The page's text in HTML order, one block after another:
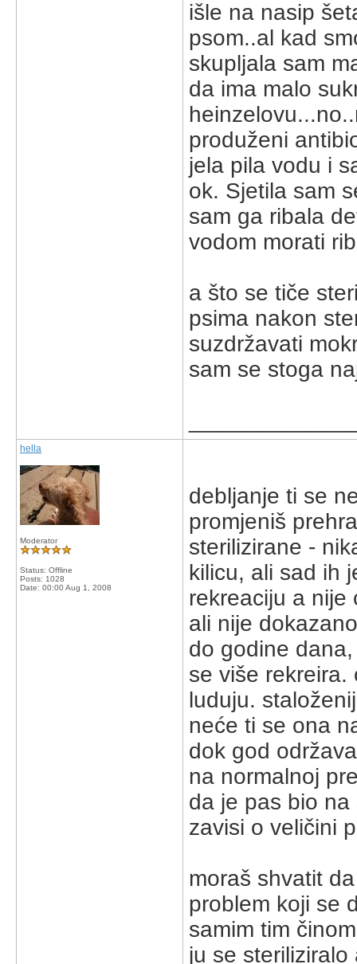
išle na nasip
psom..al kad
skupljala sam
da ima malo
produženi
jela pila vodu i
ok. Sjetila sam
sam ga ribala
vodom morati
a što se tiče
psima nakon
suzdržavati
sam se stoga
hella
Moderator
Status: Offline
Posts: 1028
Date: 00:00 Aug 1, 2008
debljanje ti se
promjeniš
sterilizirane -
kilicu, ali sad ih
rekreaciju a nije
ali nije
do godine
se više rekreira.
luduju.
neće ti se ona
dok god
na normalnoj
da je pas bio
zavisi o veličini
moraš shvatit
problem koji se
samim tim
ju se